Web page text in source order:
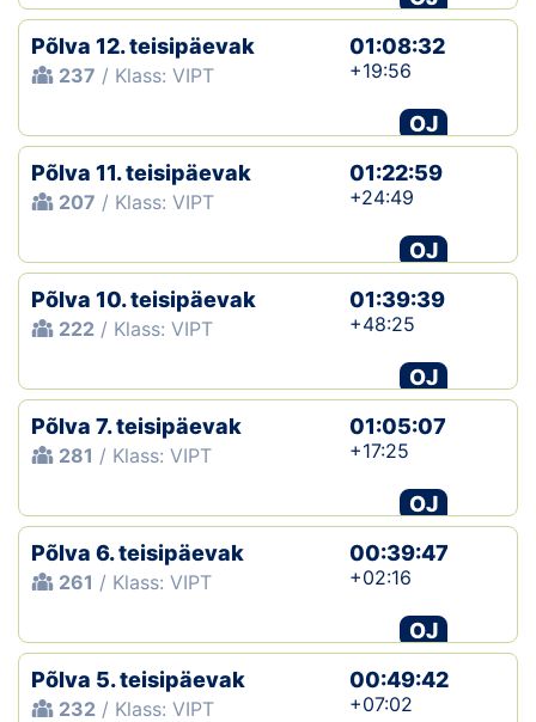
Põlva 12. teisipäevak
237 / Klass: VIPT
01:08:32
+19:56
OJ
Põlva 11. teisipäevak
207 / Klass: VIPT
01:22:59
+24:49
OJ
Põlva 10. teisipäevak
222 / Klass: VIPT
01:39:39
+48:25
OJ
Põlva 7. teisipäevak
281 / Klass: VIPT
01:05:07
+17:25
OJ
Põlva 6. teisipäevak
261 / Klass: VIPT
00:39:47
+02:16
OJ
Põlva 5. teisipäevak
232 / Klass: VIPT
00:49:42
+07:02